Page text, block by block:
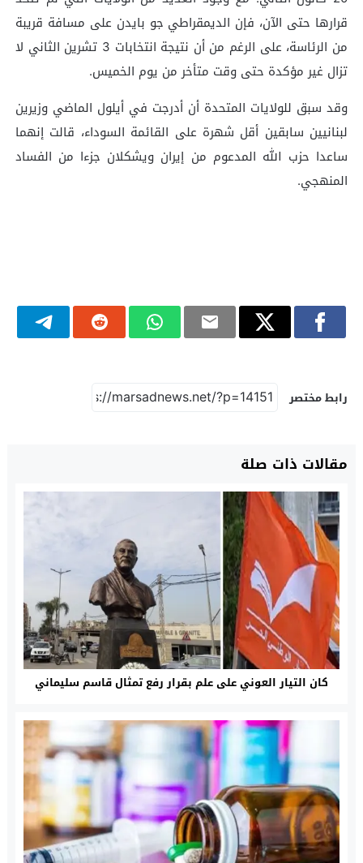
قرارها حتى الآن، فإن الديمقراطي جو بايدن على مسافة قريبة
من الرئاسة، على الرغم من أن نتيجة انتخابات 3 تشرين الثاني لا
تزال غير مؤكدة حتى وقت متأخر من يوم الخميس.
وقد سبق للولايات المتحدة أن أدرجت في أيلول الماضي وزيرين
لبنانيين سابقين أقل شهرة على القائمة السوداء، قالت إنهما
ساعدا حزب الله المدعوم من إيران ويشكلان جزءا من الفساد
المنهجي.
رابط مختصر
مقالات ذات صلة
كان التيار العوني على علم بقرار رفع تمثال قاسم سليماني